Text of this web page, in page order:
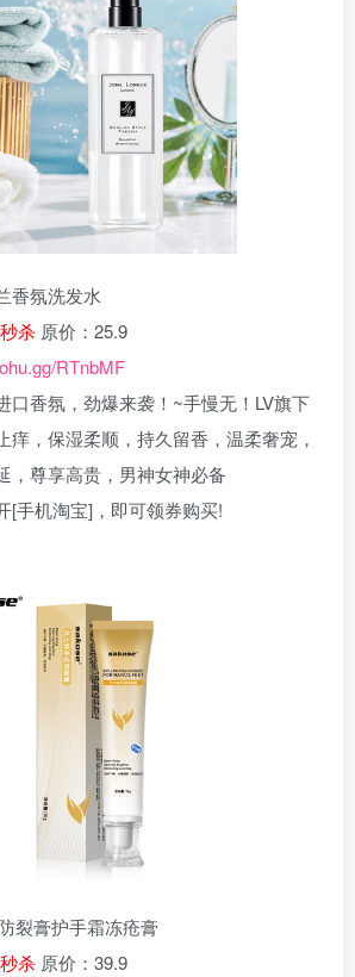
香氛洗发水
杀 原价：25.9
RTnbMF
口香氛，劲爆来袭！~手慢无！LV旗下
痒，保湿柔顺，持久留香，温柔奢宠，
，尊享高贵，男神女神必备
[手机淘宝]，即可领券购买!
裂膏护手霜冻疮膏
杀 原价：39.9